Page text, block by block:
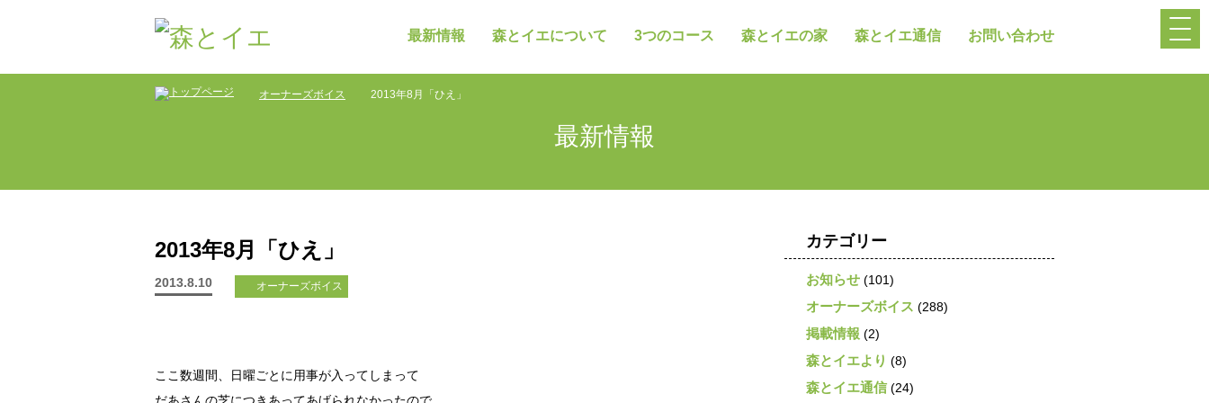
最新情報 森とイエについて 3つのコース 森とイエの家 森とイエ通信 お問い合わせ
オーナーズボイス 2013年8月「ひえ」
最新情報
2013年8月「ひえ」
2013.8.10 オーナーズボイス
ここ数週間、日曜ごとに用事が入ってしまって
カテゴリー
お知らせ (101)
オーナーズボイス (288)
掲載情報 (2)
森とイエより (8)
森とイエ通信(24)